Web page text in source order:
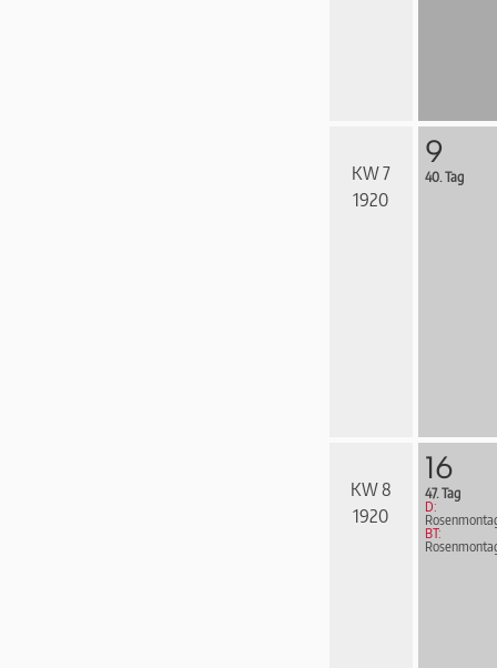
KW 7
1920
9
40. Tag
KW 8
1920
16
47. Tag
D:
BT: